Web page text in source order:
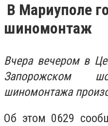
В Мариуполе
шиномонтаж
Вчера вечером в
Запорожском
шиномонтажа
Об этом 0629